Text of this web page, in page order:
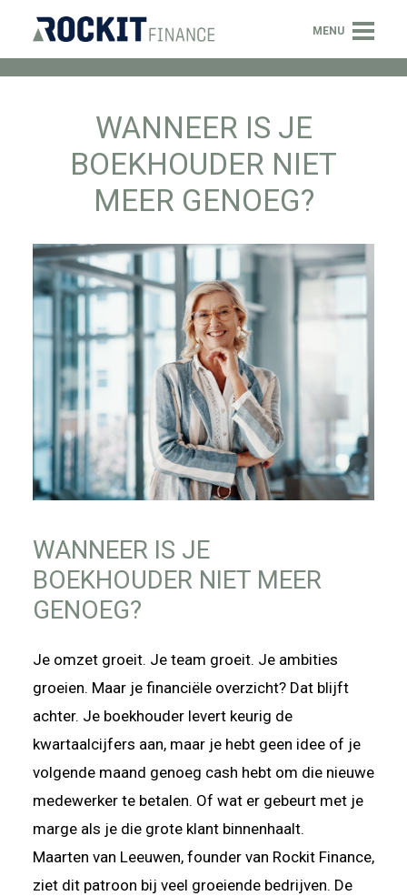
MENU
WANNEER IS JE
BOEKHOUDER NIET
MEER GENOEG?
WANNEER IS JE
BOEKHOUDER NIET MEER
GENOEG?
Je omzet groeit. Je team groeit. Je ambities
groeien. Maar je financiële overzicht? Dat blijft
achter. Je boekhouder levert keurig de
kwartaalcijfers aan, maar je hebt geen idee of je
volgende maand genoeg cash hebt om die nieuwe
medewerker te betalen. Of wat er gebeurt met je
marge als je die grote klant binnenhaalt.
Maarten van Leeuwen, founder van Rockit Finance,
ziet dit patroon bij veel groeiende bedrijven. De
Menu
OVER ONS
VACATURES
CONTACT